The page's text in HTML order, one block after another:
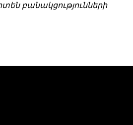
բանակցությունների